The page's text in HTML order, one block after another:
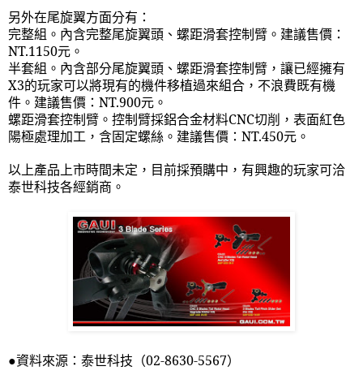
另外在尾旋翼方面分有：
完整組。內含完整尾旋翼頭、螺距滑套控制臂。建議售價：
NT.1150元。
半套組。內含部分尾旋翼頭、螺距滑套控制臂，讓已經擁有
X3的玩家可以將現有的機件移植過來組合，不浪費既有機
件。建議售價：NT.900元。
螺距滑套控制臂。控制臂採鋁合金材料CNC切削，表面紅色
陽極處理加工，含固定螺絲。建議售價：NT.450元。
以上產品上市時間未定，目前採預購中，有興趣的玩家可洽
泰世科技各經銷商。
●資料來源：泰世科技（02-8630-5567）